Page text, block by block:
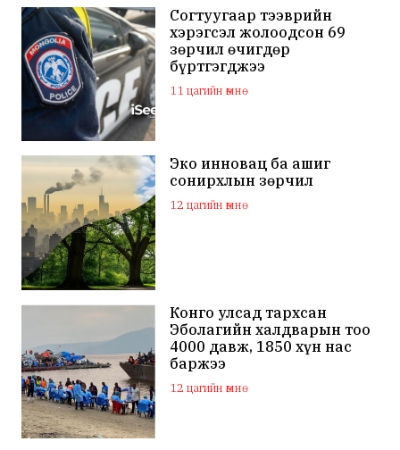
Согтуугаар тээврийн
хэрэгсэл жолоодсон 69
зөрчил өчигдөр
бүртгэгджээ
11 цагийн өмнө
Эко инновац ба ашиг
сонирхлын зөрчил
12 цагийн өмнө
Конго улсад тархсан
Эболагийн халдварын тоо
4000 давж, 1850 хүн нас
баржээ
12 цагийн өмнө